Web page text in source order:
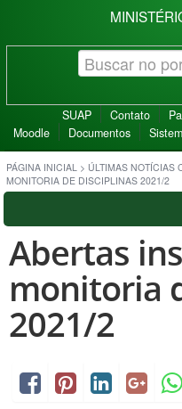
SUAP Contato
Moodle
Documentos
PÁGINA INICIAL > ÚLTIMAS NOTÍCIAS
MONITORIA DE DISCIPLINAS 2021/2
Abertas
monitoria
2021/2